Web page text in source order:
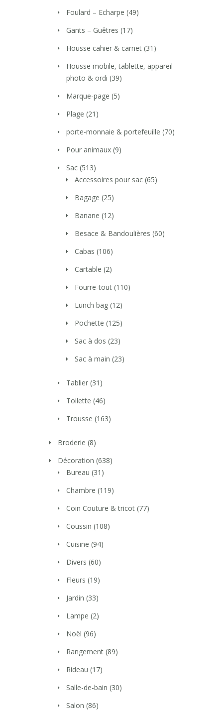
Foulard – Echarpe (49)
Gants – Guêtres (17)
Housse cahier & carnet (31)
Housse mobile, tablette, appareil
photo & ordi (39)
Marque-page (5)
Plage (21)
porte-monnaie & portefeuille (70)
Pour animaux (9)
Sac (513)
Accessoires pour sac (65)
Bagage (25)
Banane (12)
Besace & Bandoulières (60)
Cabas (106)
Cartable (2)
Fourre-tout (110)
Lunch bag (12)
Pochette (125)
Sac à dos (23)
Sac à main (23)
Tablier (31)
Toilette (46)
Trousse (163)
Broderie (8)
Décoration (638)
Bureau (31)
Chambre (119)
Coin Couture & tricot (77)
Coussin (108)
Cuisine (94)
Divers (60)
Fleurs (19)
Jardin (33)
Lampe (2)
Noël (96)
Rangement (89)
Rideau (17)
Salle-de-bain (30)
Salon (86)